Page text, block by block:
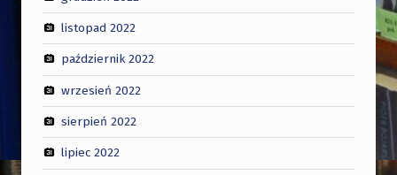
listopad 2022
październik 2022
wrzesień 2022
sierpień 2022
lipiec 2022